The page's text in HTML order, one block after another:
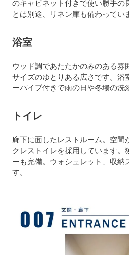
のキャビネット付きで使い勝手の
とは別途、リネン庫も備わってい
浴室
ウッド調であたたかのみのある雰
サイズのゆとりある広さです。浴
ーパイプ付きで雨の日や冬場の洗
トイレ
廊下に面したレストルーム。空間
クレストイレを採用しています。
ーも完備。ウォシュレット、収納
す。